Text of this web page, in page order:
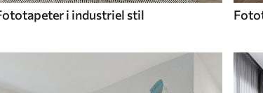
i industriel stil